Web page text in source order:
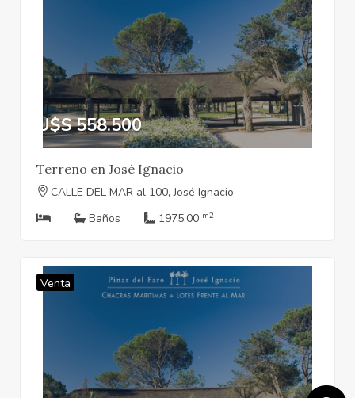
U$S 558.500
Terreno en José Ignacio
CALLE DEL MAR al 100, José Ignacio
Baños
1975.00 m2
Venta